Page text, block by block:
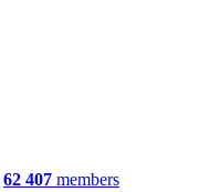
62 407 members